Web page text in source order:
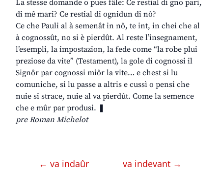
La stesse domande o pues fâle: Ce restial di gno pari,
di mê mari? Ce restial di ognidun di nô?
Ce che Pauli al à semenât in nô, te int, in chei che al
à cognossût, no si è pierdût. Al reste l’insegnament,
l’esempli, la impostazion, la fede come “la robe plui
preziose da vite” (Testament), la gole di cognossi il
Signôr par cognossi miôr la vite… e chest si lu
comuniche, si lu passe a altris e cussì o pensi che
nuie si strace, nuie al va pierdût. Come la semence
che e mûr par produsi. ❚
pre Roman Michelot
← va indaûr va indevant →